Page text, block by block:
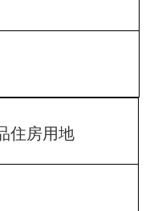
住房用地